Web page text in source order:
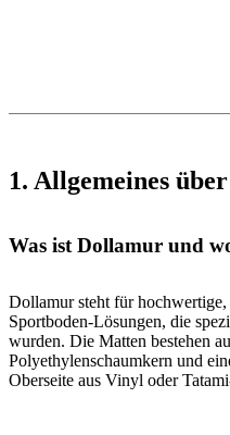
1. Allgemeines
Was ist Dollamur und
Dollamur steht für
Sportboden-Lösungen, die
wurden. Die Matten bestehen
Polyethylenschaumkern und
Oberseite aus Vinyl oder